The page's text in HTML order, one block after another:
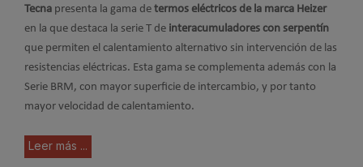
Tecna presenta la gama de termos eléctricos de la marca Heizer
en la que destaca la serie T de interacumuladores con serpentín
que permiten el calentamiento alternativo sin intervención de las
resistencias eléctricas. Esta gama se complementa además con la
Serie BRM, con mayor superficie de intercambio, y por tanto
mayor velocidad de calentamiento.
Leer más ...